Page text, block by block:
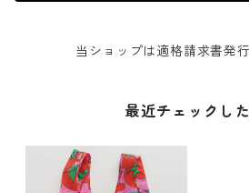
当ショップは適格請求書発
最近チェックし